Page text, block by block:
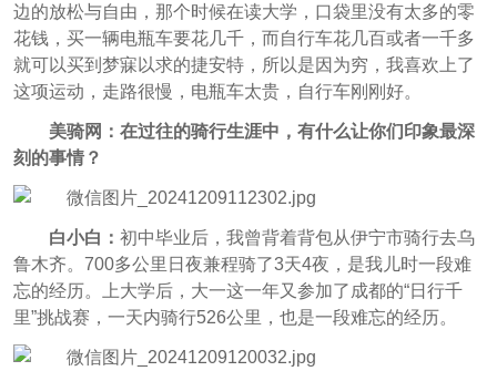
边的放松与自由，那个时候在读大学，口袋里没有太多的零
花钱，买一辆电瓶车要花几千，而自行车花几百或者一千多
就可以买到梦寐以求的捷安特，所以是因为穷，我喜欢上了
这项运动，走路很慢，电瓶车太贵，自行车刚刚好。
美骑网：在过往的骑行生涯中，有什么让你们印象最深
刻的事情？
白小白： 初中毕业后，我曾背着背包从伊宁市骑行去乌
鲁木齐。700多公里日夜兼程骑了3天4夜，是我儿时一段难
忘的经历。上大学后，大一这一年又参加了成都的“日行千
里”挑战赛，一天内骑行526公里，也是一段难忘的经历。